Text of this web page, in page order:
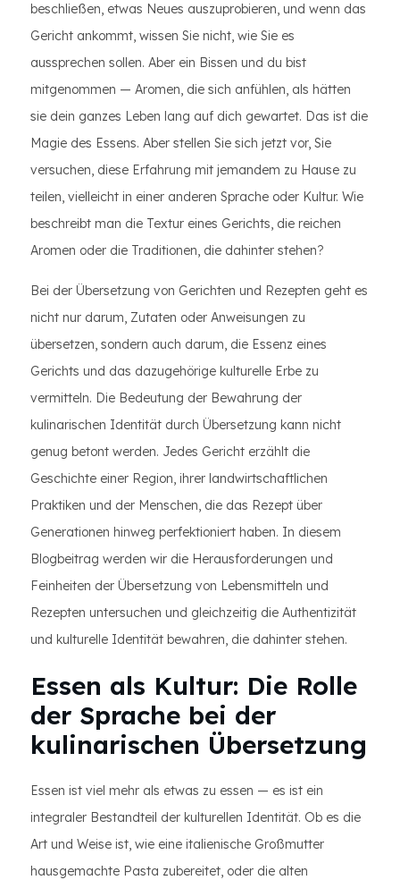
beschließen, etwas Neues auszuprobieren, und wenn das
Gericht ankommt, wissen Sie nicht, wie Sie es
aussprechen sollen. Aber ein Bissen und du bist
mitgenommen — Aromen, die sich anfühlen, als hätten
sie dein ganzes Leben lang auf dich gewartet. Das ist die
Magie des Essens. Aber stellen Sie sich jetzt vor, Sie
versuchen, diese Erfahrung mit jemandem zu Hause zu
teilen, vielleicht in einer anderen Sprache oder Kultur. Wie
beschreibt man die Textur eines Gerichts, die reichen
Aromen oder die Traditionen, die dahinter stehen?
Bei der Übersetzung von Gerichten und Rezepten geht es
nicht nur darum, Zutaten oder Anweisungen zu
übersetzen, sondern auch darum, die Essenz eines
Gerichts und das dazugehörige kulturelle Erbe zu
vermitteln. Die Bedeutung der Bewahrung der
kulinarischen Identität durch Übersetzung kann nicht
genug betont werden. Jedes Gericht erzählt die
Geschichte einer Region, ihrer landwirtschaftlichen
Praktiken und der Menschen, die das Rezept über
Generationen hinweg perfektioniert haben. In diesem
Blogbeitrag werden wir die Herausforderungen und
Feinheiten der Übersetzung von Lebensmitteln und
Rezepten untersuchen und gleichzeitig die Authentizität
und kulturelle Identität bewahren, die dahinter stehen.
Essen als Kultur: Die Rolle
der Sprache bei der
kulinarischen Übersetzung
Essen ist viel mehr als etwas zu essen — es ist ein
integraler Bestandteil der kulturellen Identität. Ob es die
Art und Weise ist, wie eine italienische Großmutter
hausgemachte Pasta zubereitet, oder die alten